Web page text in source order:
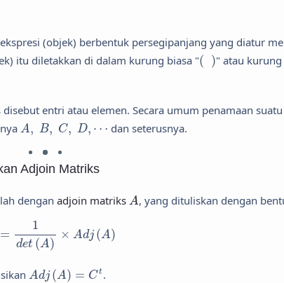
(objek) berbentuk persegipanjang yang diatur
itu diletakkan di dalam kurung biasa "( )
( ) " atau
entri atau elemen. Secara umum penamaan suatu
A, B, C, D, ⋯
A B, , D ⋯ dan seterusnya.
Adjoin Matriks
dengan adjoin matriks A
A , yang dituliskan dengan
=
1
det (A)
× Adj (A)
e
Adj (A) = Ct
A dj(A )=
.